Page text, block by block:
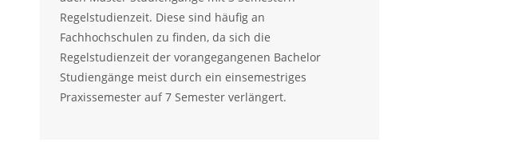
Regelstudienzeit. Diese sind häufig an
Fachhochschulen zu finden, da sich die
Regelstudienzeit der vorangegangenen Bachelor
Studiengänge meist durch ein einsemestriges
Praxissemester auf 7 Semester verlängert.